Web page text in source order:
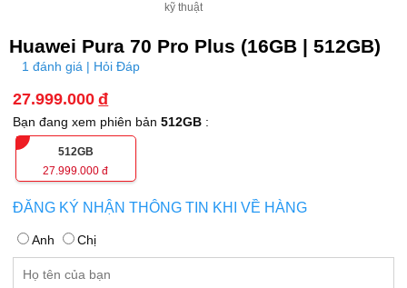
kỹ thuật
Huawei Pura 70 Pro Plus (16GB | 512GB)
1 đánh giá | Hỏi Đáp
27.999.000 đ
Bạn đang xem phiên bản512GB :
512GB
27.999.000 đ
ĐĂNG KÝ NHẬN THÔNG TIN KHI VỀ HÀNG
Anh Chị